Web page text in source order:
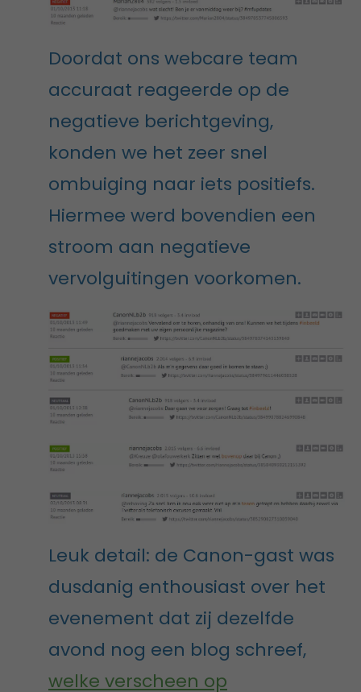
Doordat ons webcare team
accuraat reageerde op de
negatieve berichtgeving,
konden we het zeer snel
ombuiging naar iets positiefs.
Hiermee werd bovendien een
stroom aan negatieve
vervolguitingen voorkomen.
Leuk detail: de Canon-gast was
dusdanig enthousiast over het
evenement dat zij dezelfde
avond nog een blog schreef,
welke verscheen op